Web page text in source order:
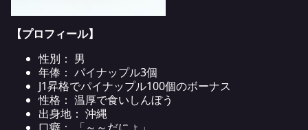
【プロフィール】
性別： 男
年俸： パイナップル3個
J1昇格でパイナップル100個のボーナス
性格： 温厚で食いしんぼう
出身地： 沖縄